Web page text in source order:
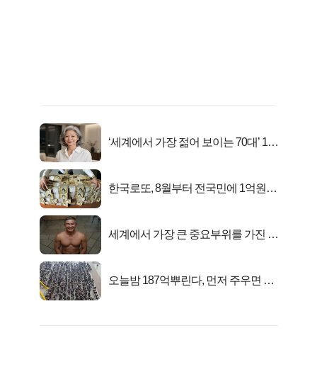
‘세계에서 가장 젊어 보이는 70대’ 1위
한국로또, 8월부터 전국민에 1억원씩
세계에서 가장 큰 중요부위를 가진 남
오늘밤 187억뿌린다, 먼저 주우면 최